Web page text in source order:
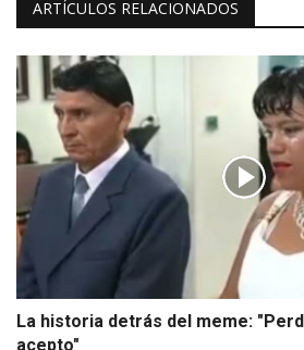
ARTÍCULOS RELACIONADOS
La historia detrás del meme:
acepto"